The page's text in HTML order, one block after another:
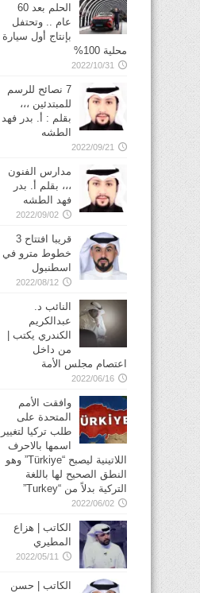
الحلم بعد 60
عام .. وتحتفل
بإنتاج أول سيارة
محلية 100%
2022/10/31
7 نصائح للرسم
للمبتدئين ،،،
بقلم : أ. بدر فهد
الطشه
2022/09/21
مدارس الفنون
،،، بقلم أ. بدر
فهد الطشه
2022/09/02
قريبا افتتاح 3
خطوط مترو في
2022/08/12
النائب د.
عبدالكريم
الكندري يكتب |
من داخل
اعتصام مجلس الأمة
2022/06/16
وافقت الأمم
المتحدة على
طلب تركيا لتغيير
اسمها بالاحرف
اللاتينية ليصبح “Türkiye” وهو
النطق الصحيح لها باللغة
التركية بدلاً من “Turkey”
2022/06/02
الكاتب | هزاع
المطيري
2022/05/11
الكاتب | حسن